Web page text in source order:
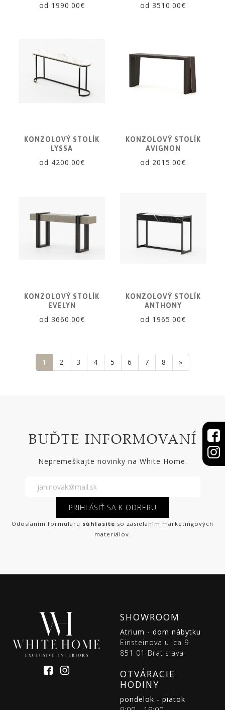
od 1990.00€ od 3510.00€
KONZOLOVÝ STOLÍK
LYSSA
od 4200.00€
KONZOLOVÝ STOLÍK
AVIGNON
od 2015.00€
KONZOLOVÝ STOLÍK
EVELYN
od 3660.00€
KONZOLOVÝ STOLÍK
ANTHONY
od 1965.00€
1 2 3 4 5 6 7 8 »
BUĎTE INFORMOVANÍ
Nepremeškajte novinky na White Home.
PRIHLÁSIŤ SA K ODBERU
Odoslaním formuláru súhlasíte so zasielaním marketingových
materiálov.
SHOWROOM
Atrium - dom nábytku
Einsteinova ulica 9
851 01 Bratislava
OTVÁRACIE
HODINY
pondelok - piatok